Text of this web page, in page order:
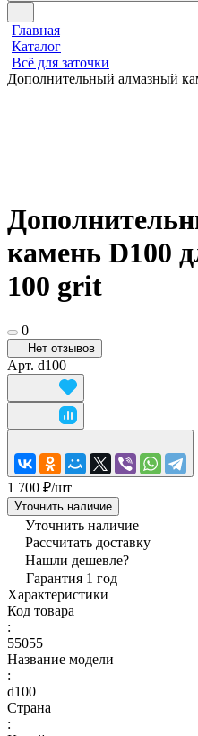
Главная
Каталог
Всё для заточки
Дополнительный алмазный
камень D100
100 grit
0
Нет отзывов
Арт. d100
1 700 ₽/шт
Уточнить наличие
Уточнить наличие
Рассчитать доставку
Нашли дешевле?
Гарантия 1 год
Характеристики
Код товара
:
55055
Название модели
:
d100
Страна
: